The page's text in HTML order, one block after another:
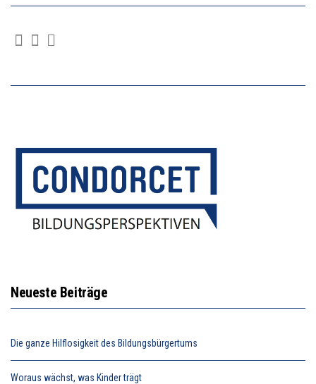
Neueste Beiträge
Die ganze Hilflosigkeit des Bildungsbürgertums
Woraus wächst, was Kinder trägt